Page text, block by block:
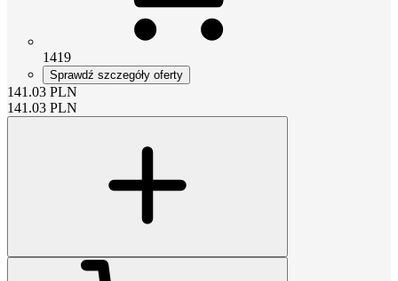
1419
Sprawdź szczegóły oferty
141.03 PLN
141.03 PLN